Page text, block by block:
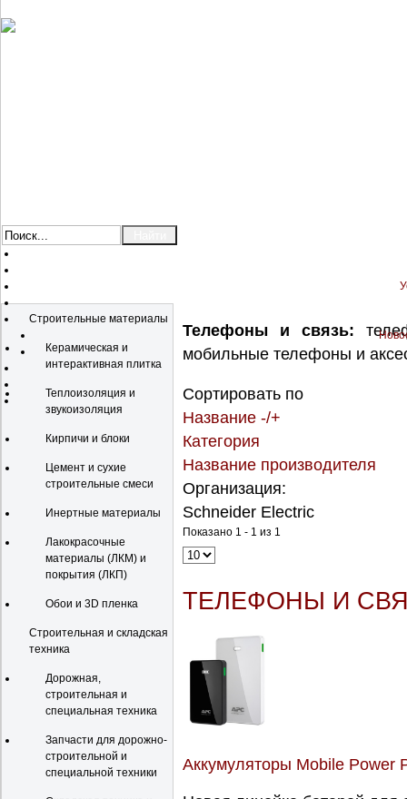
Строительные материалы
Керамическая и
интерактивная плитка
Теплоизоляция и
звукоизоляция
Кирпичи и блоки
Цемент и сухие
строительные смеси
Инертные материалы
Лакокрасочные
материалы (ЛКМ) и
покрытия (ЛКП)
Обои и 3D пленка
Строительная и складская
техника
Дорожная,
строительная и
специальная техника
Запчасти для дорожно-
строительной и
специальной техники
Телефоны и связь:
мобильные телефоны и
Сортировать по
Название -/+
Категория
Название производителя
Организация:
Schneider Electric
Показано 1 - 1 из 1
ТЕЛЕФОНЫ И
Аккумуляторы Mobile Power